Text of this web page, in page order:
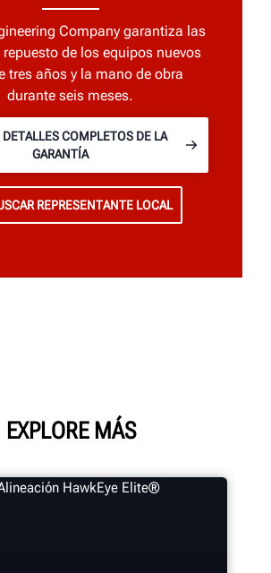
Company garantiza las
repuesto de los equipos nuevos
tres años y la mano de obra
durante seis meses.
DETALLES COMPLETOS DE LA
GARANTÍA
REPRESENTANTE LOCAL
EXPLORE MÁS